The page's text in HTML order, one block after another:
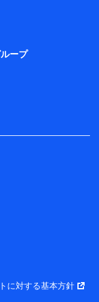
順守します 。
第三者提供の
用する場合があ
ま（2019年12
であったこと
年12月10日以
用目的の範囲内
シャルグループ
共同利用しま
】
ンシャルグルー
に関する情報。例
ープ
に対する基本方針